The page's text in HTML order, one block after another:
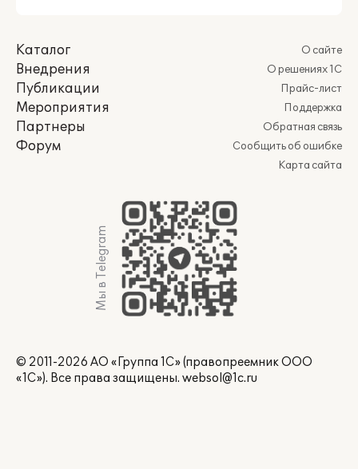
Каталог
Внедрения
Публикации
Мероприятия
Партнеры
Форум
О сайте
О решениях 1С
Прайс-лист
Поддержка
Обратная связь
Сообщить об ошибке
Карта сайта
Мы в Telegram
© 2011-2026 АО «Группа 1С» (правопреемник ООО
«1С»). Все права защищены. websol@1c.ru